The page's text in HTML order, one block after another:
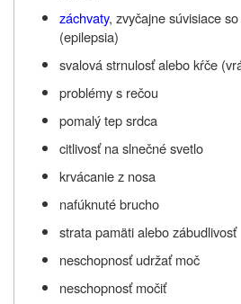
záchvaty, zvyčajne súvisiace
(epilepsia)
svalová strnulosť alebo kŕče
problémy s rečou
pomalý tep srdca
citlivosť na slnečné svetlo
krvácanie z nosa
nafúknuté brucho
strata pamäti alebo zábudlivosť
neschopnosť udržať moč
neschopnosť močiť